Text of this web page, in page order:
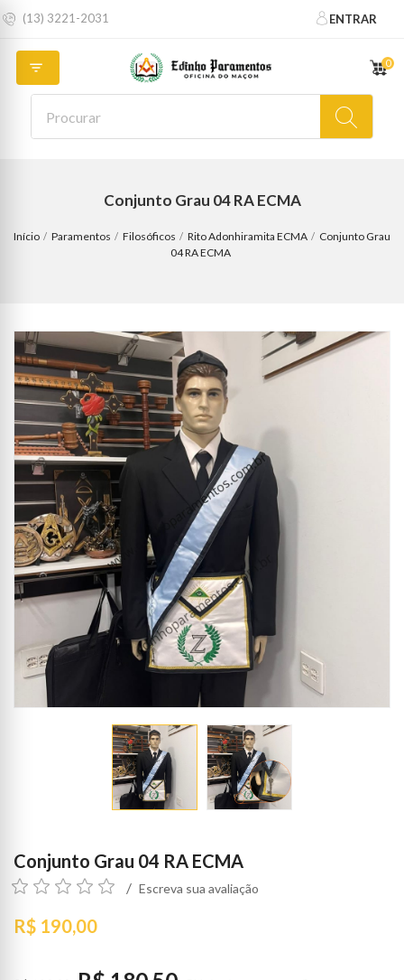
(13) 3221-2031 ENTRAR
 0
Conjunto Grau 04 RA ECMA
Início Paramentos Filosóficos Rito Adonhiramita ECMA
Conjunto Grau
04 RA ECMA
Conjunto Grau 04 RA ECMA
Escreva sua avaliação
R$ 190,00